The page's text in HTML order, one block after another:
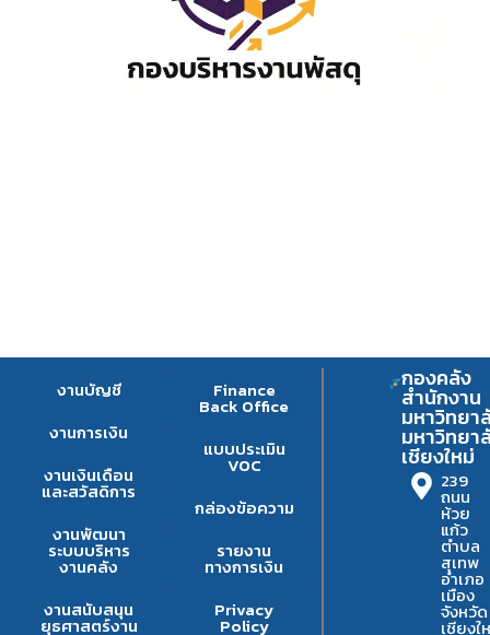
งานบัญชี
งานการเงิน
งานเงินเดือน
และสวัสดิการ
งานพัฒนา
ระบบบริหาร
งานคลัง
งานสนับสนุน
ยุธศาสตร์งาน
Finance
Back Office
แบบประเมิน
VOC
กล่องข้อความ
รายงาน
ทางการเงิน
Privacy
Policy
กองคลัง
สำนักงาน
มหาวิทยา
มหาวิทยา
เชียงใหม่
239
ถนน
ห้วย
แก้ว
ตำบล
สุเทพ
อำเภอ
เมือง
จังหวัด
เชียงใ